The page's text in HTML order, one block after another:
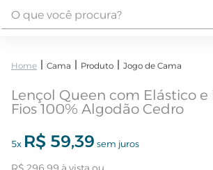
Cama Produto Jogo de Cama
Lençol Queen com Elástico e
Fios 100% Algodão Cedro
5x R$ 59,39 sem juros